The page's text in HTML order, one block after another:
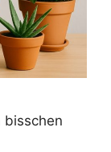
bisschen